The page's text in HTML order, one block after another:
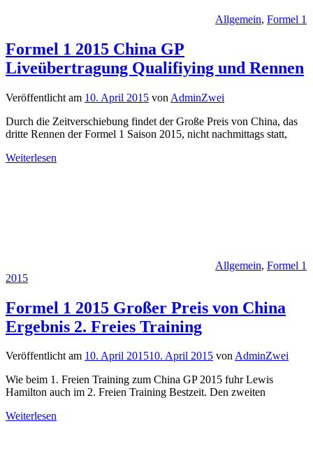
Allgemein, Formel 1
Formel 1 2015 China GP
Liveübertragung Qualifiying und Rennen
Veröffentlicht am 10. April 2015 von AdminZwei
Durch die Zeitverschiebung findet der Große Preis von China, das
dritte Rennen der Formel 1 Saison 2015, nicht nachmittags statt,
Weiterlesen
Allgemein, Formel 1
2015
Formel 1 2015 Großer Preis von China
Ergebnis 2. Freies Training
Veröffentlicht am 10. April 201510. April 2015 vonAdminZwei
Wie beim 1. Freien Training zum China GP 2015 fuhr Lewis
Hamilton auch im 2. Freien Training Bestzeit. Den zweiten
Weiterlesen